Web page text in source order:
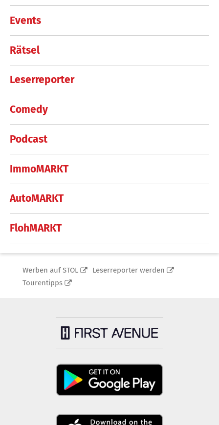
Events
Rätsel
Leserreporter
Comedy
Podcast
ImmoMARKT
AutoMARKT
FlohMARKT
Werben auf STOL
Leserreporter werden
Tourentipps